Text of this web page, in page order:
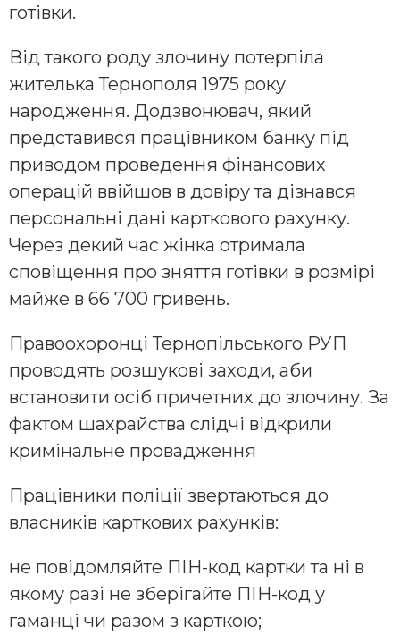
готівки.
Від такого роду злочину потерпіла
жителька Тернополя 1975 року
народження. Додзвонювач, який
представився працівником банку під
приводом проведення фінансових
операцій ввійшов в довіру та дізнався
персональні дані карткового рахунку.
Через декий час жінка отримала
сповіщення про зняття готівки в розмірі
майже в 66 700 гривень.
Правоохоронці Тернопільського РУП
проводять розшукові заходи, аби
встановити осіб причетних до злочину. За
фактом шахрайства слідчі відкрили
кримінальне провадження
Працівники поліції звертаються до
власників карткових рахунків:
не повідомляйте ПІН-код картки та ні в
якому разі не зберігайте ПІН-код у
гаманці чи разом з карткою;